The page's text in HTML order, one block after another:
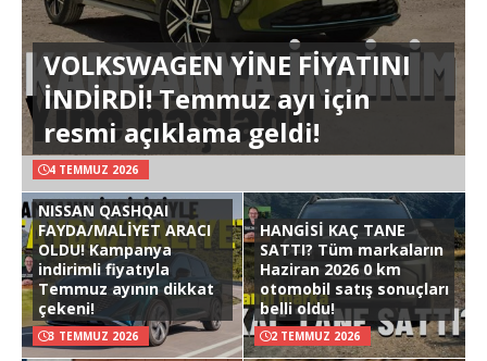
VOLKSWAGEN YİNE FİYATINI
İNDİRDİ! Temmuz ayı için
resmi açıklama geldi!
4 TEMMUZ 2026
NISSAN QASHQAI
FAYDA/MALİYET ARACI
OLDU! Kampanya
indirimli fiyatıyla
Temmuz ayının dikkat
çekeni!
3 TEMMUZ 2026
HANGİSİ KAÇ TANE
SATTI? Tüm markaların
Haziran 2026 0 km
otomobil satış sonuçları
belli oldu!
2 TEMMUZ 2026